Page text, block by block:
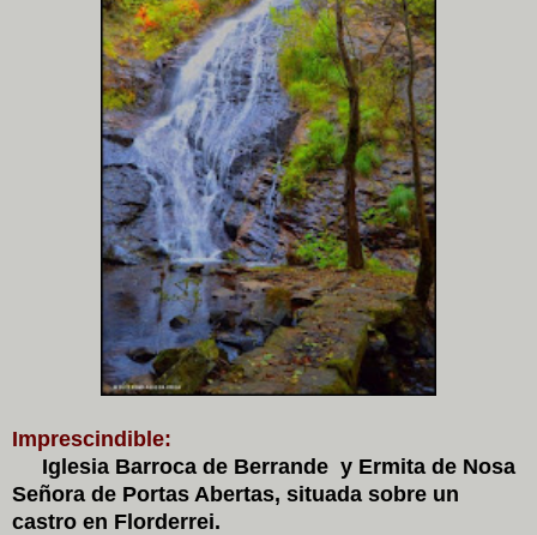
Imprescindible:
Iglesia Barroca de Berrande y Ermita de Nosa
Señora de Portas Abertas, situada sobre un
castro en Florderrei.